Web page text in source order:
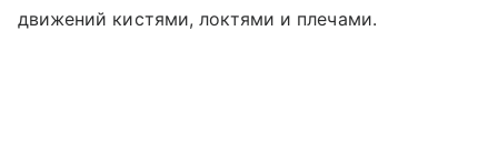
движений кистями, локтями и плечами.